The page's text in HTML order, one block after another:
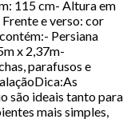
115 cm- Altura em
e verso: cor
Persiana
x 2,37m-
parafusos e
são ideais tanto para
mais simples,